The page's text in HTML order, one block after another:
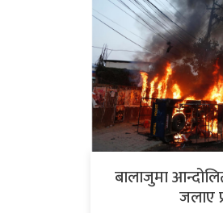
बालाजुमा
जलाए